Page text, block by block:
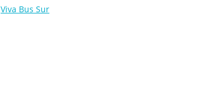
Viva Bus Sur